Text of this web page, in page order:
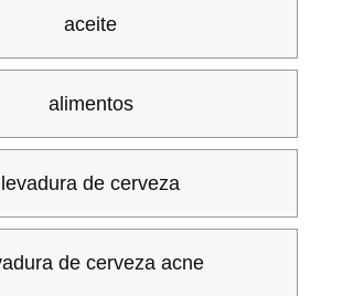
aceite
alimentos
levadura de cerveza
de cerveza acne